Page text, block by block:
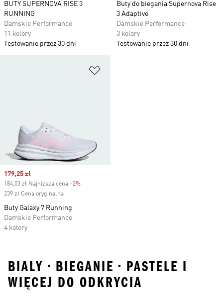
BUTY SUPERNOVA RISE 3
RUNNING
Damskie Performance
11 kolory
Testowanie przez 30 dni
Buty do biegania Supernova Rise
3 Adaptive
Damskie Performance
3 kolory
Testowanie przez 30 dni
Sale price
179,25 zł
184,03 zł Najniższa cena -2%
239 zł Cena oryginalna
Buty Galaxy 7 Running
Damskie Performance
4 kolory
BIALY • BIEGANIE • PASTELE I
WIĘCEJ DO ODKRYCIA